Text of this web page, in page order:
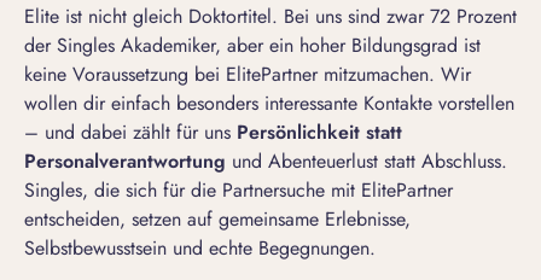
Elite ist nicht gleich Doktortitel. Bei uns sind zwar 72 Prozent
der Singles Akademiker, aber ein hoher Bildungsgrad ist
keine Voraussetzung bei ElitePartner mitzumachen. Wir
wollen dir einfach besonders interessante Kontakte vorstellen
– und dabei zählt für uns Persönlichkeit statt
Personalverantwortung und Abenteuerlust statt Abschluss.
Singles, die sich für die Partnersuche mit ElitePartner
entscheiden, setzen auf gemeinsame Erlebnisse,
Selbstbewusstsein und echte Begegnungen.